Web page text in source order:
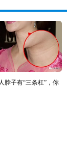
脖子有“三条杠”，你